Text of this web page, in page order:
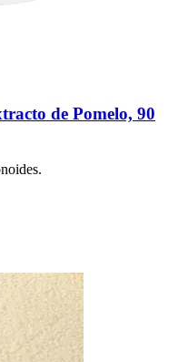
de Pomelo, 90